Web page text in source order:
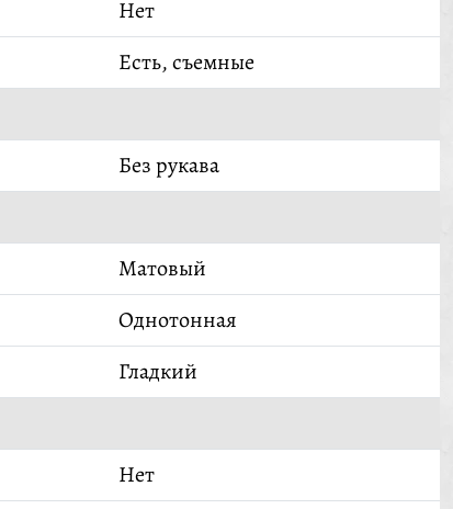
Нет
Есть, съемные
Без рукава
Матовый
Однотонная
Гладкий
Нет